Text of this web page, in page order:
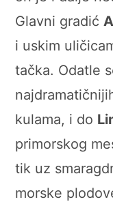
Glavni gradić
i uskim
tačka. Odatle
kulama, i do
primorskog
tik uz
morske